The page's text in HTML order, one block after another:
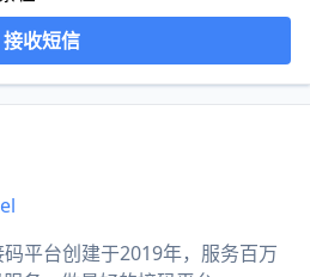
接收短信
平台创建于2019年，服务百万